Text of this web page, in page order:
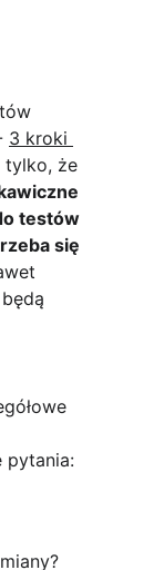
3 kroki
tylko, że
testów
się
pytania: